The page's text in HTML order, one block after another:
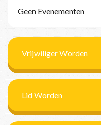
Geen Evenementen
Vrijwiliger Worden
Lid Worden